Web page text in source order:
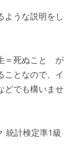
ような説明をし
＝死ぬこと が
ことなので、イ
どでも構いませ
統計検定準1級